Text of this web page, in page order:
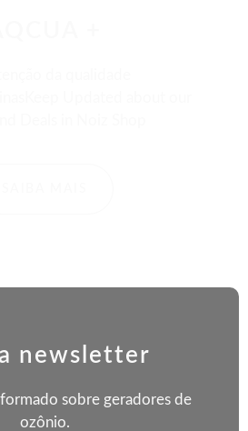
newsletter
sobre geradores de
ozônio.